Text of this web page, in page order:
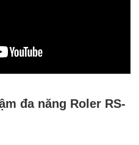
đa năng Roler RS-